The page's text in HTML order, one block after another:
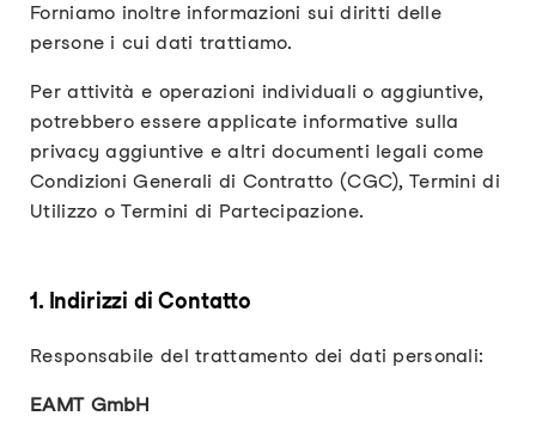
Forniamo inoltre informazioni sui diritti delle
persone i cui dati trattiamo.
Per attività e operazioni individuali o aggiuntive,
potrebbero essere applicate informative sulla
privacy aggiuntive e altri documenti legali come
Condizioni Generali di Contratto (CGC), Termini di
Utilizzo o Termini di Partecipazione.
1. Indirizzi di Contatto
Responsabile del trattamento dei dati personali:
EAMT GmbH